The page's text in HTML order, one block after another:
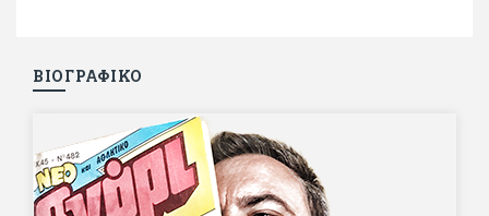
ΒΙΟΓΡΑΦΙΚΟ